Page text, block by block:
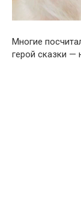
Многие
герой сказки —